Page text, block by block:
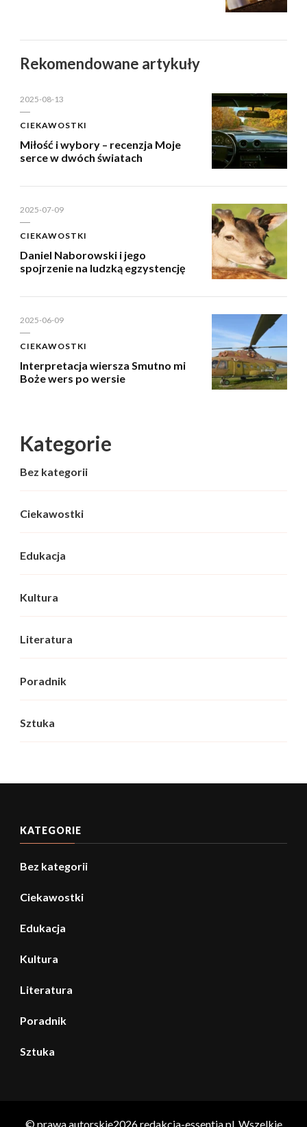
Rekomendowane artykuły
2025-08-13
CIEKAWOSTKI
Miłość i wybory – recenzja Moje
serce w dwóch światach
2025-07-09
CIEKAWOSTKI
Daniel Naborowski i jego
spojrzenie na ludzką egzystencję
2025-06-09
CIEKAWOSTKI
Interpretacja wiersza Smutno mi
Boże wers po wersie
Kategorie
Bez kategorii
Ciekawostki
Edukacja
Kultura
Literatura
Poradnik
Sztuka
KATEGORIE
Bez kategorii
Ciekawostki
Edukacja
Kultura
Literatura
Poradnik
Sztuka
© prawa autorskie2026redakcja-essentia.pl. Wszelkie